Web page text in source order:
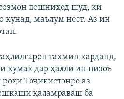
пешниҳод шуд, ки
маълум нест. Аз ин
тахмин карданд,
кӯмак дар ҳалли ин низоъ
Тоҷикистонро аз
қаламраваш ба